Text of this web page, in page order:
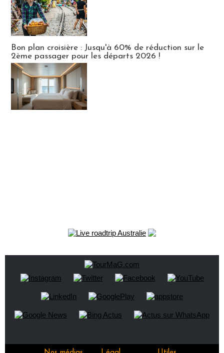
Bon plan croisière : Jusqu'à 60% de réduction sur le
2ème passager pour les départs 2026 !